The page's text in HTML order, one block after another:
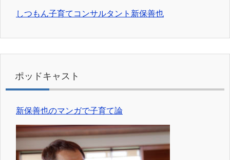
しつもん子育てコンサルタント新保善也
ポッドキャスト
新保善也のマンガで子育て論